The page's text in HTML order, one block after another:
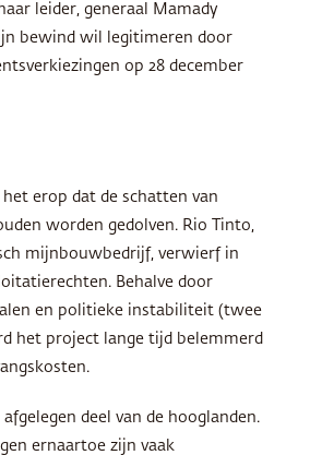
leider, generaal Mamady
bewind wil legitimeren door
op 28 december
het erop dat de schatten van
worden gedolven. Rio Tinto,
mijnbouwbedrijf, verwierf in
Behalve door
en politieke instabiliteit (twee
het project lange tijd belemmerd
deel van de hooglanden.
ernaartoe zijn vaak